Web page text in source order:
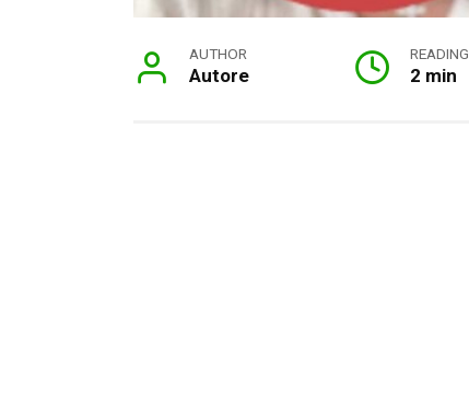
AUTHOR
Autore
READING
2 min